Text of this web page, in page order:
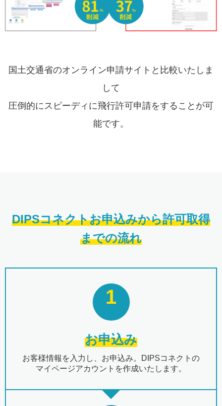
国土交通省のオンライン申請サイトと比較いたしま
して
圧倒的にスピーディに飛行許可申請をすることが可
能です。
DIPSコネクトお申込みから許可取得
までの流れ
1
お申込み
お客様情報を入力し、お申込み。DIPSコネクトの
マイページアカウントを作成いたします。